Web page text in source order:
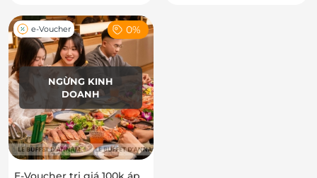
NGỪNG KINH
DOANH
e-Voucher 0%